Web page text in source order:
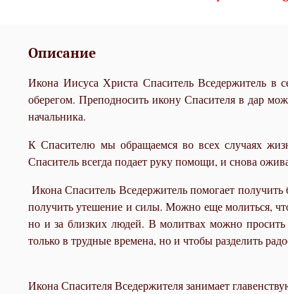
Описание
Икона Иисуса Христа Спаситель Вседержитель в
оберегом. Преподносить икону Спасителя в дар
начальника.
К Спасителю мы обращаемся во всех случаях
Спаситель всегда подает руку помощи, и снова
Икона Спаситель Вседержитель помогает
получить утешение и силы. Можно еще молиться,
но и за близких людей. В молитвах можно просить
только в трудные времена, но и чтобы разделить
Икона Спасителя Вседержителя занимает